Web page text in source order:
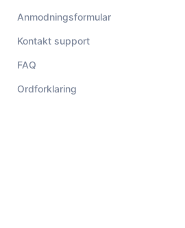
Anmodningsformular
Kontakt support
FAQ
Ordforklaring